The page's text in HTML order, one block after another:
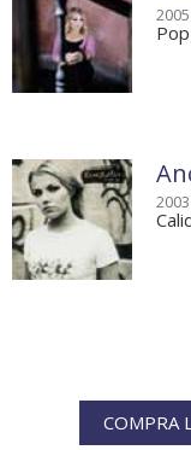
2005
2003
COMPRA